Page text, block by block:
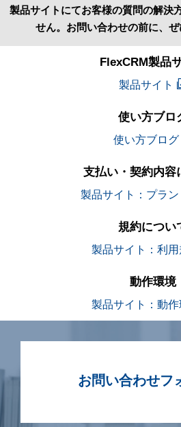
製品サイトにてお客様の質問の解決
せん。お問い合わせの前に、ぜ
FlexCRM製品
製品サイト
使い方ブロ
使い方ブログ
支払い・契約内容
製品サイト：プラン
規約につい
製品サイト：利用
動作環境
製品サイト：動作
お問い合わせフ